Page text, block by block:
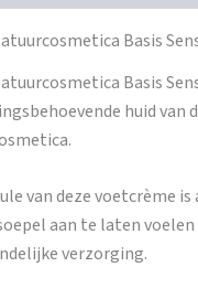
Basis
Basis
huid van
van deze voetcrème
aan te laten
verzorging.